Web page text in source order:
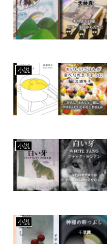
小説
小説
小説